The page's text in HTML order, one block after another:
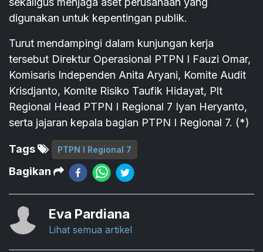
digunakan untuk kepentingan publik.
Turut mendampingi dalam kunjungan kerja
tersebut Direktur Operasional PTPN I Fauzi Omar,
Komisaris Independen Anita Aryani, Komite Audit
Krisdjanto, Komite Risiko Taufik Hidayat, Plt
Regional Head PTPN I Regional 7 Iyan Heryanto,
serta jajaran kepala bagian PTPN I Regional 7. (*)
Tags PTPN I Regional 7
Bagikan
Eva Pardiana
Lihat semua artikel